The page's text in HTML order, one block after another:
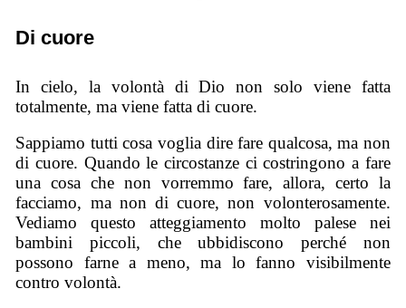
Di cuore
In cielo, la volontà di Dio non solo viene fatta
totalmente, ma viene fatta di cuore.
Sappiamo tutti cosa voglia dire fare qualcosa, ma non
di cuore. Quando le circostanze ci costringono a fare
una cosa che non vorremmo fare, allora, certo la
facciamo, ma non di cuore, non volonterosamente.
Vediamo questo atteggiamento molto palese nei
bambini piccoli, che ubbidiscono perché non
possono farne a meno, ma lo fanno visibilmente
contro volontà.